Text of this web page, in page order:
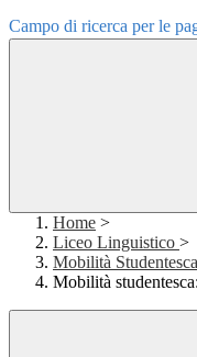
Campo di ricerca per le
Home >
Liceo Linguistico >
Mobilità Studentesca
Mobilità